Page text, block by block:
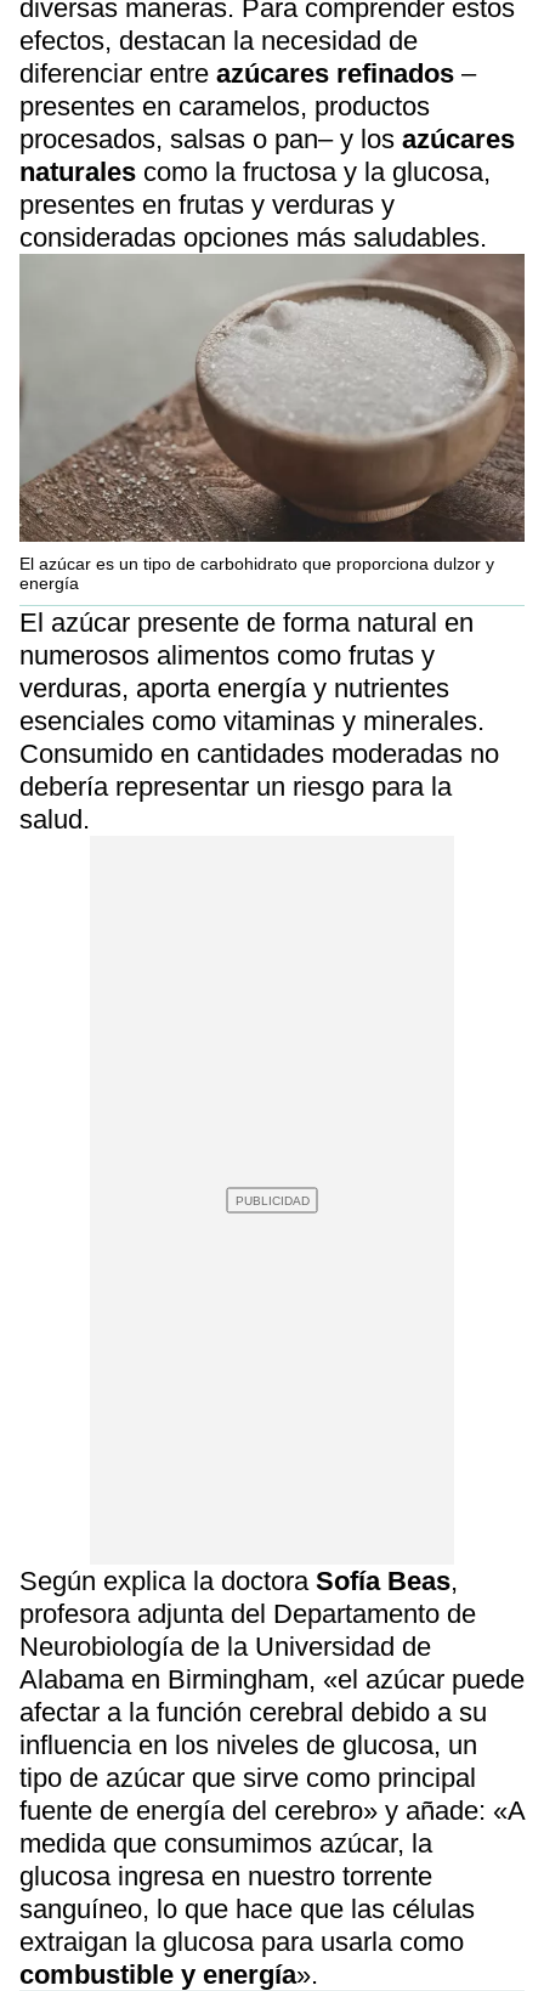
diversas maneras. Para comprender estos
efectos, destacan la necesidad de
diferenciar entre azúcares refinados –
presentes en caramelos, productos
procesados, salsas o pan– y los azúcares
naturales como la fructosa y la glucosa,
presentes en frutas y verduras y
consideradas opciones más saludables.
El azúcar es un tipo de carbohidrato que proporciona dulzor y
energía
El azúcar presente de forma natural en
numerosos alimentos como frutas y
verduras, aporta energía y nutrientes
esenciales como vitaminas y minerales.
Consumido en cantidades moderadas no
debería representar un riesgo para la
salud.
Según explica la doctora Sofía Beas,
profesora adjunta del Departamento de
Neurobiología de la Universidad de
Alabama en Birmingham, «el azúcar puede
afectar a la función cerebral debido a su
influencia en los niveles de glucosa, un
tipo de azúcar que sirve como principal
fuente de energía del cerebro» y añade: «A
medida que consumimos azúcar, la
glucosa ingresa en nuestro torrente
sanguíneo, lo que hace que las células
extraigan la glucosa para usarla como
combustible y energía».